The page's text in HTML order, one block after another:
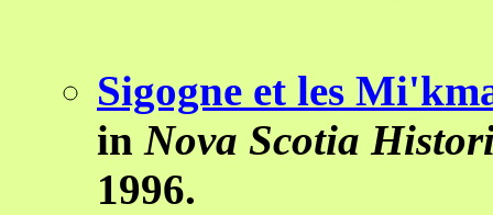
Sigogne et les
in Nova Scotia
1996.